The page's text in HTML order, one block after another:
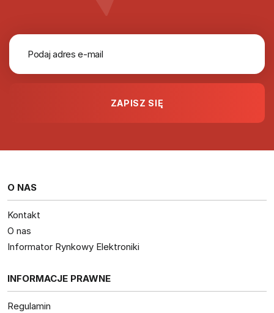
O NAS
Kontakt
O nas
Informator Rynkowy Elektroniki
INFORMACJE PRAWNE
Regulamin